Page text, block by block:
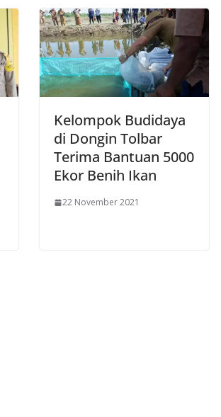
Kelompok Budidaya
di Dongin Tolbar
Terima Bantuan 5000
Ekor Benih Ikan
22 November 2021